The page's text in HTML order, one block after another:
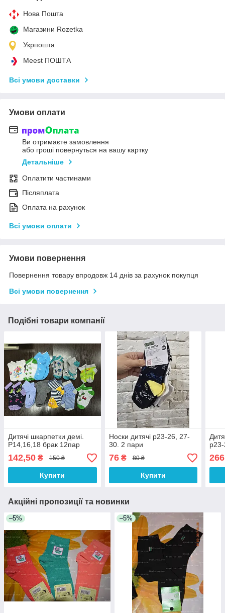
Нова Пошта
Магазини Rozetka
Укрпошта
Meest ПОШТА
Всі умови доставки
Умови оплати
Ви отримаєте замовлення
або гроші повернуться на вашу картку
Детальніше
Оплатити частинами
Післяплата
Оплата на рахунок
Всі умови оплати
Умови повернення
Повернення товару впродовж 14 днів за рахунок покупця
Всі умови повернення
Подібні товари компанії
Дитячі шкарпетки демі.
Р14,16,18 брак 12пар
142,50 ₴ 150 ₴
Купити
Носки дитячі р23-26, 27-
30. 2 пари
76₴ 80 ₴
Купити
266
Акційні пропозиції та новинки
–5% –5%